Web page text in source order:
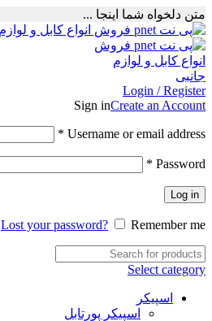
متن دلخواه شما اینجا ...
Login / Register
Sign inCreate an Account
Username or email address
*
Password
*
Log in
Lost your password? Remember me
Select category
اسپیکر
اسپیکر پورتابل